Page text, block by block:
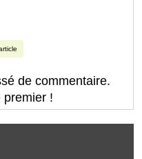
de commentaire.
premier !